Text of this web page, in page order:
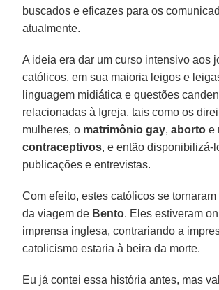
buscados e eficazes para os
atualmente.
A ideia era dar um curso intensivo aos
católicos, em sua maioria leigos e
linguagem midiática e questões
relacionadas à Igreja, tais como os
mulheres, o matrimônio gay,aborto e
contraceptivos, e então disponibilizá-
publicações e entrevistas.
Com efeito, estes católicos se
da viagem de Bento. Eles estiveram
imprensa inglesa, contrariando a
catolicismo estaria à beira da morte.
Eu já contei essa história antes, mas